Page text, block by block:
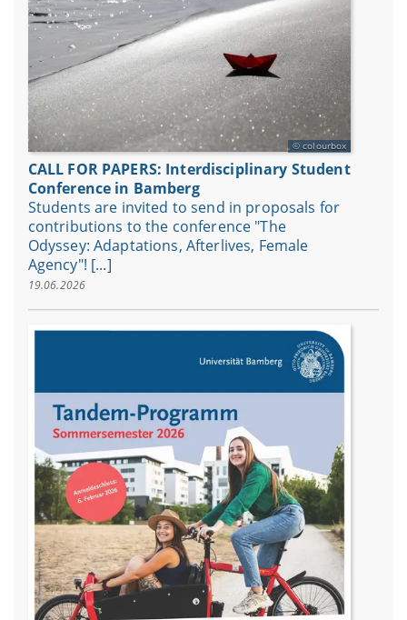
colourbox
CALL FOR PAPERS: Interdisciplinary Student
Conference in Bamberg
Students are invited to send in proposals for
contributions to the conference "The
Odyssey: Adaptations, Afterlives, Female
Agency"! [...]
19.06.2026